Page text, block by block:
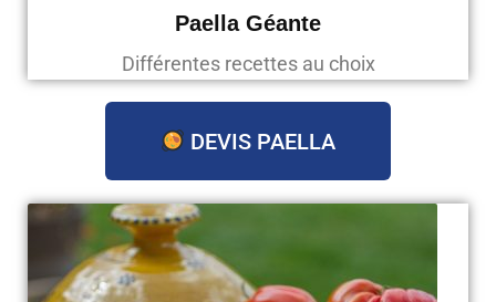
Paella Géante
Différentes recettes au choix
DEVIS PAELLA